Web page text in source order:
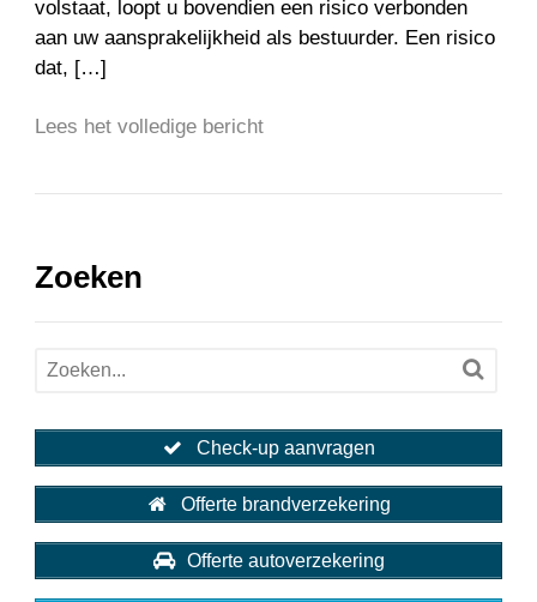
volstaat, loopt u bovendien een risico verbonden
aan uw aansprakelijkheid als bestuurder. Een risico
dat, […]
Lees het volledige bericht
Zoeken
Check-up aanvragen
Offerte brandverzekering
Offerte autoverzekering